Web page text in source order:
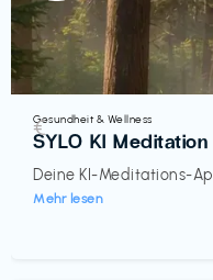
Gesundheit & Wellness
SYLO KI Meditation
Deine KI-Meditations-
Mehr lesen
€‎